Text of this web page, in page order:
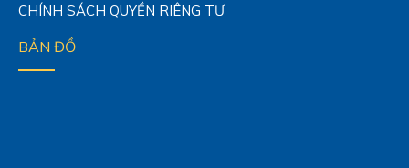
CHÍNH SÁCH QUYỀN RIÊNG TƯ
BẢN ĐỒ